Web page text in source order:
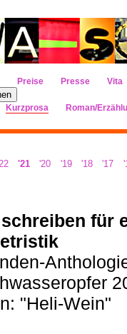
Kurzprosa Roman/
Preise Presse Vita
'21 '20 '19 '18 '17
für
"Heli-Wein"